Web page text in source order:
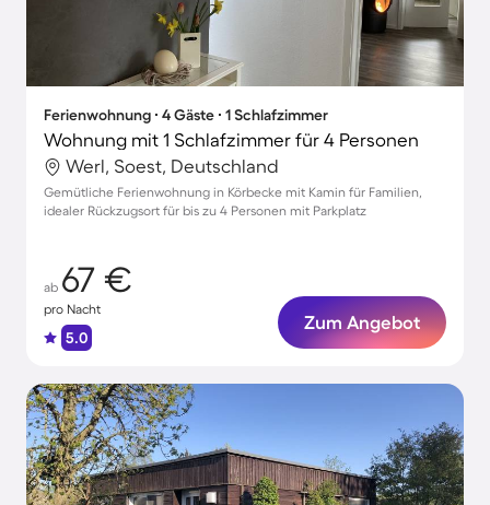
Ferienwohnung ∙ 4 Gäste ∙ 1 Schlafzimmer
Wohnung mit 1 Schlafzimmer für 4 Personen
Werl, Soest, Deutschland
Gemütliche Ferienwohnung in Körbecke mit Kamin für Familien,
idealer Rückzugsort für bis zu 4 Personen mit Parkplatz
ab 67 €
pro Nacht
5.0
Zum Angebot